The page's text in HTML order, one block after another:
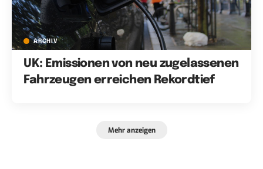
ARCHIV
UK: Emissionen von neu zugelassenen
Fahrzeugen erreichen Rekordtief
Mehr anzeigen